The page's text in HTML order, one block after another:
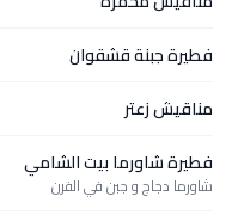
فطيرة جبنة قشقوان
مناقيش زعتر
فطيرة شاورما بيت الشامي
شاورما دجاج و جبن في الفرن